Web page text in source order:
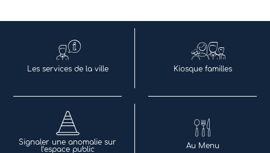
Les services de la ville Kiosque familles
Signaler une anomalie sur
l’espace public
Au Menu